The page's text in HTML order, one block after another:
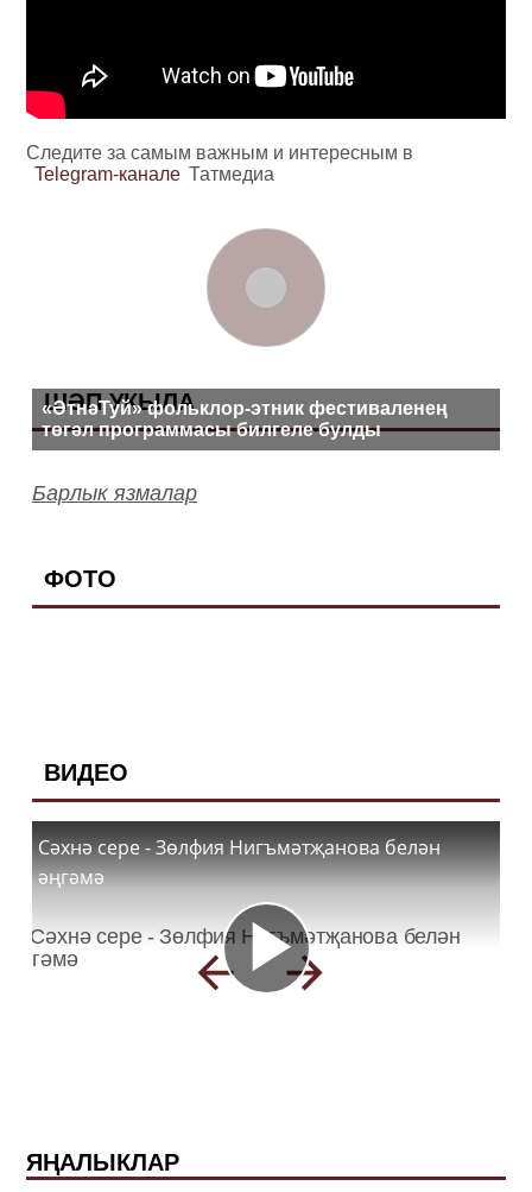
Следите за самым важным и интересным в
Telegram-канале Татмедиа
ШӘП УКЫЛА
«ӘтнәТуй» фольклор-этник фестиваленең
төгәл программасы билгеле булды
Барлык язмалар
ФОТО
ВИДЕО
Сәхнә сере - Зөлфия Нигъмәтҗанова белән
әңгәмә
ЯҢАЛЫКЛАР